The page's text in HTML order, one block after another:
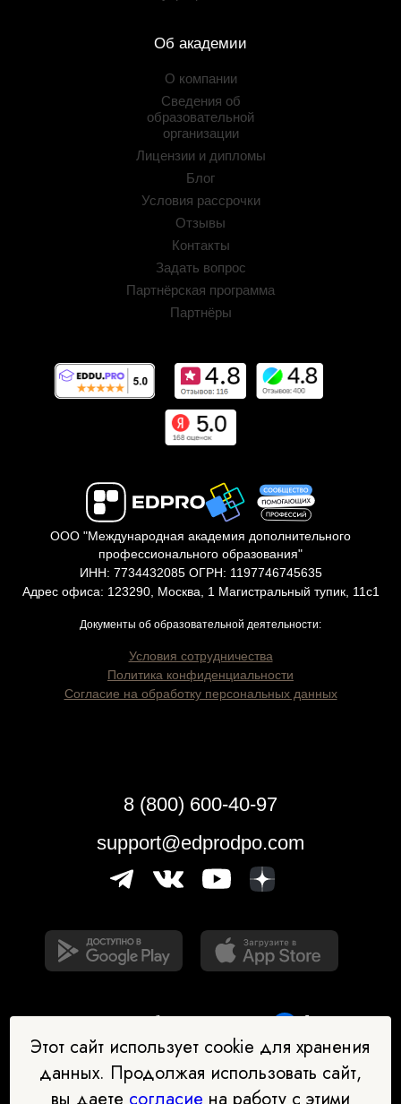
Об академии
О компании
Сведения об
образовательной
организации
Лицензии и дипломы
Блог
Условия рассрочки
Отзывы
Контакты
Задать вопрос
Партнёрская программа
Партнёры
ООО "Международная академия дополнительного
профессионального образования"
ИНН: 7734432085 ОГРН: 1197746745635
Адрес офиса: 123290, Москва, 1 Магистральный тупик, 11с1
Документы об образовательной деятельности:
Условия сотрудничества
Политика конфиденциальности
Согласие на обработку персональных данных
8 (800) 600-40-97
support@edprodpo.com
Этот сайт использует cookie для хранения
данных. Продолжая использовать сайт,